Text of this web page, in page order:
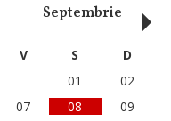
Septembrie
V S
D
01
02
07 08
09